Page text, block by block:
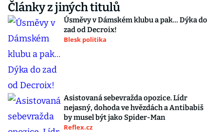
Články z jiných titulů
Úsměvy v Dámském klubu a pak… Dýka do
zad od Decroix!
Blesk politika
Asistovaná sebevražda opozice. Lídr
nejasný, dohoda ve hvězdách a Antibabiš
by musel být jako Spider-Man
Reflex.cz